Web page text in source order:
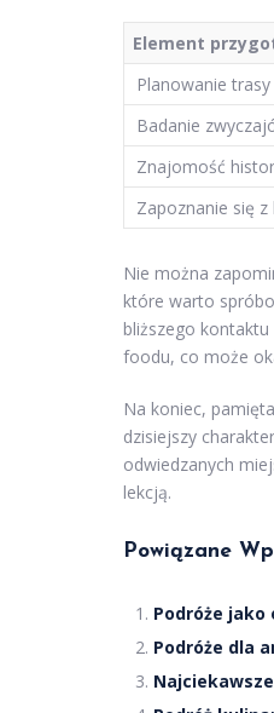
Element
Planowanie trasy
Badanie
Znajomość
Zapoznanie się z
Nie można
które warto
bliższego
foodu, co może
Na koniec,
dzisiejszy
odwiedzanych
lekcją.
Powiązane
Podróże jako
Podróże dla